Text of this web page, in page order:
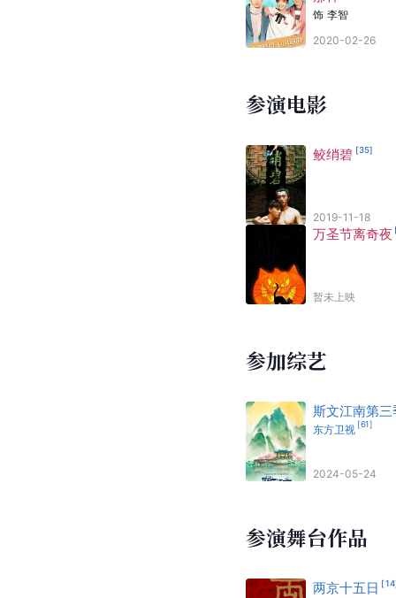
饰 李智
2020-02-26
参演电影
鲛绡碧 [35]
2019-11-18
万圣节离奇夜
暂未上映
参加综艺
斯文江南第三
东方卫视 [61]
2024-05-24
参演舞台作品
两京十五日 [14